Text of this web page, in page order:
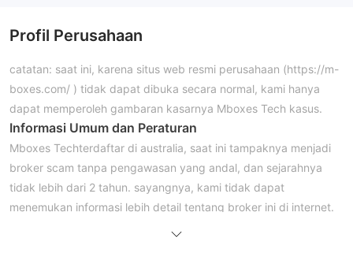
Profil Perusahaan
catatan: saat ini, karena situs web resmi perusahaan (https://m-
boxes.com/ ) tidak dapat dibuka secara normal, kami hanya
dapat memperoleh gambaran kasarnya Mboxes Tech kasus.
Informasi Umum dan Peraturan
Mboxes Techterdaftar di australia, saat ini tampaknya menjadi
broker scam tanpa pengawasan yang andal, dan sejarahnya
tidak lebih dari 2 tahun. sayangnya, kami tidak dapat
menemukan informasi lebih detail tentang broker ini di internet.